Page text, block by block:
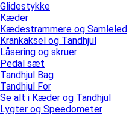
Glidestykke
Kæder
Kædestrammere og Samleled
Krankaksel og Tandhjul
Låsering og skruer
Pedal sæt
Tandhjul Bag
Tandhjul For
Se alt i Kæder og Tandhjul
Lygter og Speedometer